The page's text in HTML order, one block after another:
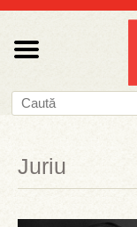
Juriu